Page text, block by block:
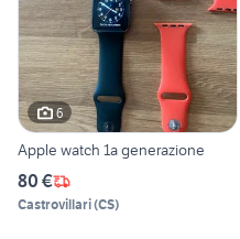
6
Apple watch 1a generazione
80 €
Castrovillari(CS)